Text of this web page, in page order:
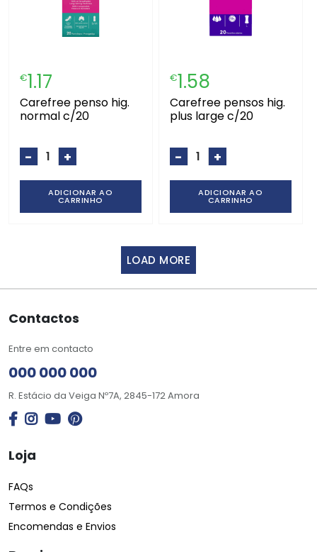
€1.17
carefree penso hig.
normal c/20
- +
ADICIONAR AO
CARRINHO
€1.58
carefree pensos hig.
plus large c/20
- +
ADICIONAR AO
CARRINHO
LOAD MORE
Contactos
Entre em contacto
000 000 000
R. Estácio da Veiga Nº7A, 2845-172 Amora
Loja
FAQs
Termos e Condições
Encomendas e Envios